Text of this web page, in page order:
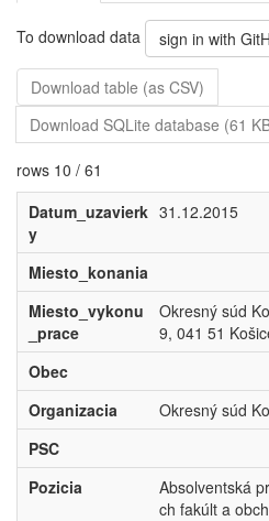
To download data sign in with
Download table (as CSV)
Download SQLite database (61
rows 10 / 61
Datum_uzavierk
y
31.12.2015
Miesto_konania
Miesto_vykonu
_prace
Okresný súd
9, 041 51
Obec
Organizacia
Okresný súd
PSC
Pozicia
Absolventská
ch fakúlt a